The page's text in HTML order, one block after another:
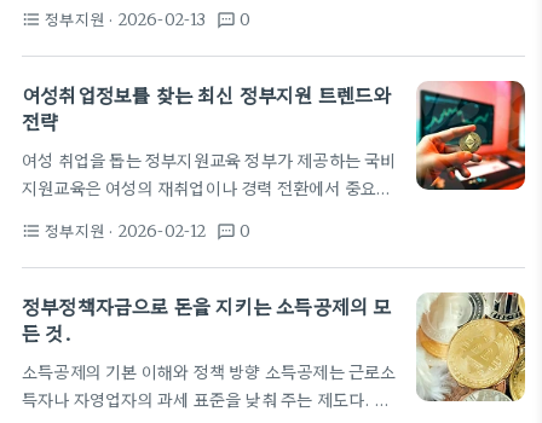
보를 위한 조정으로 읽힌다. 투자자는 본인의 의무
체가 일부 부담해 주는 제도다. 국비지원이 붙은 대출
은 일반 대출보다 이자 부담이 낮아져 초기 상환 여력
이 커진다. 대상은 주로 중소 제조기업이나 지역 특화
산업에 속하는 기업으로 제한되는 경우가 많다. 다만
시점을 정확히 확인하는 것이 중요하다. 최근 몇 년 사
이 지자체의 이자지원과 정책금융 확대가 함께 추진되
어 공장대출의 실제 적용 사례가 늘어나고 있다. 순천
format_list_bulleted 정부지원 · 2026-02-13 textsms 0
여성취업정보를 찾는 최신 정부지원 트렌드와
전략
여성 취업을 돕는 정부지원교육 정부가 제공하는 국비
지원교육은 여성의 재취업이나 경력 전환에서 중요한
담이 낮아 실질적인 참여 장벽을 낮춘다. 특히 시간제
나 부분 근무 가능 프로그램은 가정 돌봄 부담이 있는
구직자들에게 유리하다. 온라인과 현장 혼합형 코스
가 늘어나면서 장소의 제약이 줄었다. 수강생은
해 볼 수 있다. 지원 자격은 각 프로그램마다 다르지만
일반적으로 고용보험 가입 여부, 취업 의지, 이력 등
format_list_bulleted 정부지원 · 2026-02-12 textsms 0
정부정책자금으로 돈을 지키는 소득공제의 모
든 것.
소득공제의 기본 이해와 정책 방향 소득공제는 근로소
득자나 자영업자의 과세 표준을 낮춰 주는 제도다. 연